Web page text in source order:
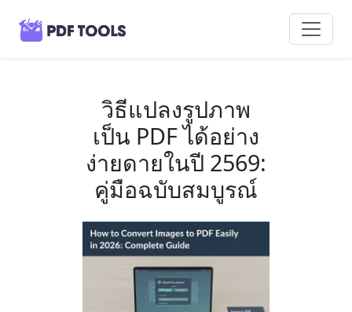
วิธีแปลงรูปภาพ
เป็น PDF ได้อย่าง
ง่ายดายในปี 2569:
คู่มือฉบับสมบูรณ์